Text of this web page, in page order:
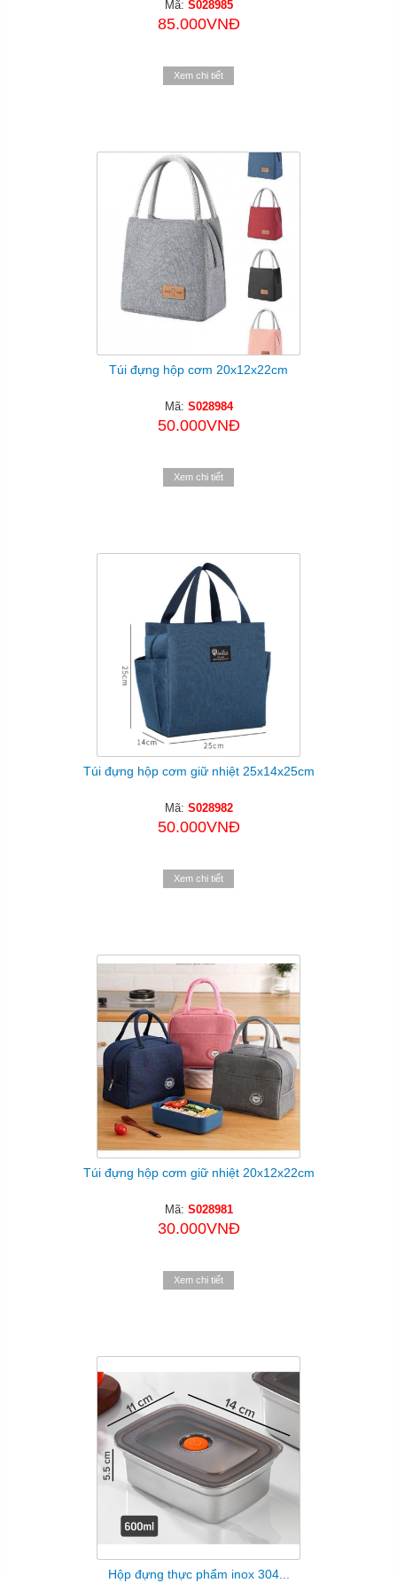
Mã: S028985
85.000VNĐ
Xem chi tiết
Túi đựng hộp cơm 20x12x22cm
Mã: S028984
50.000VNĐ
Xem chi tiết
Túi đựng hộp cơm giữ nhiệt 25x14x25cm
Mã: S028982
50.000VNĐ
Xem chi tiết
Túi đựng hộp cơm giữ nhiệt 20x12x22cm
Mã: S028981
30.000VNĐ
Xem chi tiết
Hộp đựng thực phẩm inox 304...